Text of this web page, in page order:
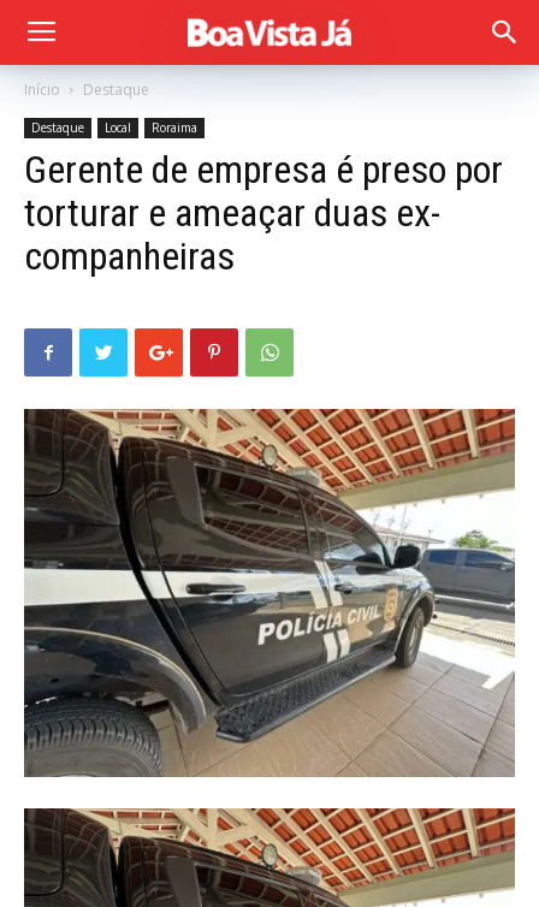
Início Destaque
Destaque Local Roraima
Gerente de empresa é preso por
torturar e ameaçar duas ex-
companheiras